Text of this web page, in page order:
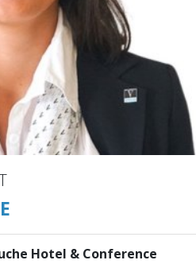
Hotel & Conference